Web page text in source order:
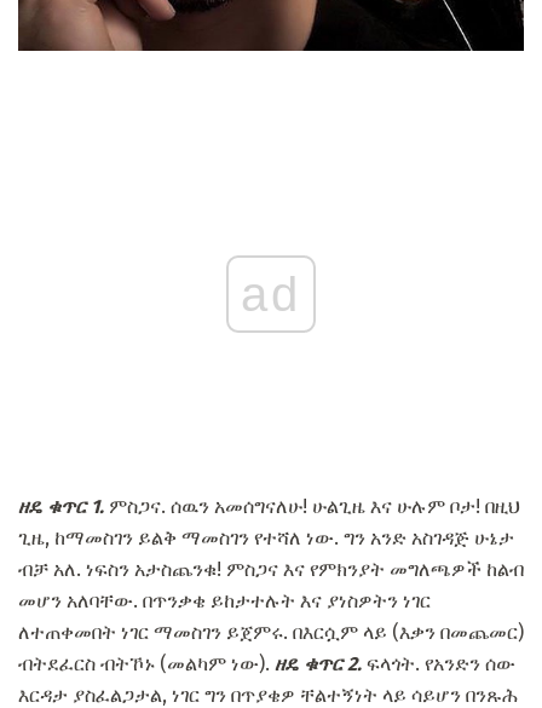
ad
ዘዴ ቁጥር 1. ምስጋና. ሰዉን አመሰግናለሁ! ሁልጊዜ እና ሁሉም ቦታ! በዚህ
ጊዜ, ከማመስገን ይልቅ ማመስገን የተሻለ ነው. ግን አንድ አስገዳጅ ሁኔታ
ብቻ አለ. ነፍስን አታስጨንቁ! ምስጋና እና የምክንያት መግለጫዎች ከልብ
መሆን አለባቸው. በጥንቃቄ ይከታተሉት እና ያነስዎትን ነገር
ለተጠቀመበት ነገር ማመስገን ይጀምሩ. በእርሷም ላይ (እቃን በመጨመር)
ብትደፈርስ ብትኾኑ (መልካም ነው). ዘዴ ቁጥር 2. ፍላጎት. የአንድን ሰው
እርዳታ ያስፈልጋታል, ነገር ግን በጥያቄዎ ቸልተኝነት ላይ ሳይሆን በንጹሕ